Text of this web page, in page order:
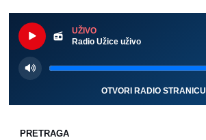
UŽIVO
Radio Užice uživo
OTVORI RADIO STRANICU
PRETRAGA